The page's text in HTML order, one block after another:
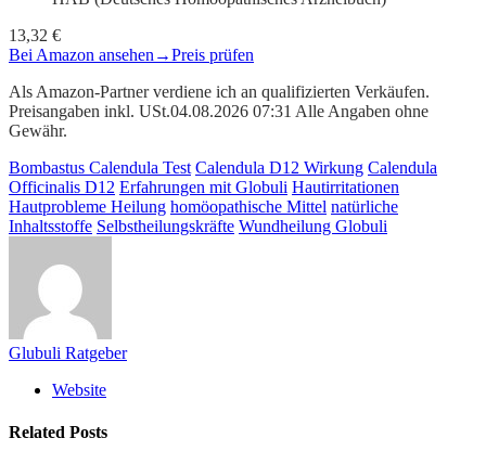
13,32 €
Bei Amazon ansehen →Preis prüfen
Als Amazon-Partner verdiene ich an qualifizierten Verkäufen.
Preisangaben inkl. USt.04.08.2026 07:31 Alle Angaben ohne
Gewähr.
Bombastus Calendula Test Calendula D12 Wirkung Calendula
Officinalis D12 Erfahrungen mit Globuli Hautirritationen
Hautprobleme Heilung homöopathische Mittel natürliche
Inhaltsstoffe Selbstheilungskräfte Wundheilung Globuli
Glubuli Ratgeber
Website
Related Posts